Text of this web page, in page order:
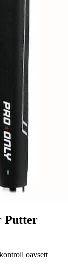
Putter
oavsett